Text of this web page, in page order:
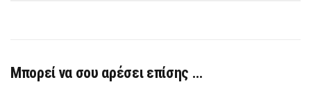
Μπορεί να σου αρέσει επίσης …